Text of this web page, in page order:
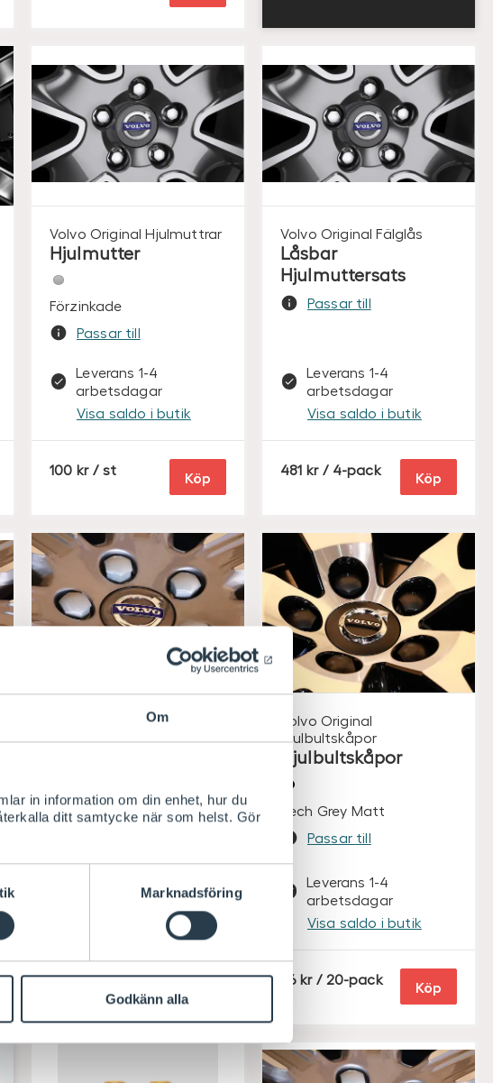
Om
in information om din enhet, hur du
ditt samtycke när som helst. Gör
Marknadsföring
Godkänn alla
Volvo Original Hjulmuttrar
Hjulmutter
Förzinkade
Passar till
Leverans 1-4
arbetsdagar
Visa saldo i butik
100 S / st Köp
Volvo Original Fälglås
Låsbar
Hjulmuttersats
Passar till
Leverans 1-4
arbetsdagar
Visa saldo i butik
481 S / 4-pack Köp
Hjulbultskåpor
Passar till
arbetsdagar
Visa saldo i butik
96S / 4-pack
Volvo Original
Hjulbultskåpor
Hjulbultskåpor
Tech Grey Matt
Passar till
Leverans 1-4
arbetsdagar
Visa saldo i butik
96 S / 20-pack Köp